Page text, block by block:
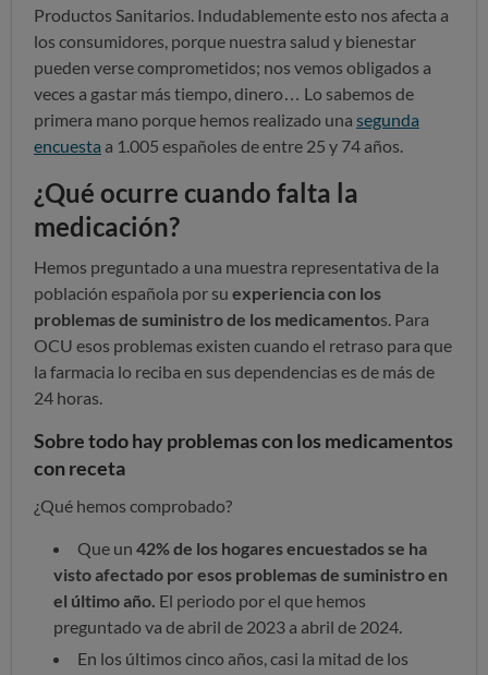
Productos Sanitarios. Indudablemente esto nos afecta a
los consumidores, porque nuestra salud y bienestar
pueden verse comprometidos; nos vemos obligados a
veces a gastar más tiempo, dinero… Lo sabemos de
primera mano porque hemos realizado una segunda
encuesta a 1.005 españoles de entre 25 y 74 años.
¿Qué ocurre cuando falta la
medicación?
Hemos preguntado a una muestra representativa de la
población española por su experiencia con los
problemas de suministro de los medicamentos. Para
OCU esos problemas existen cuando el retraso para que
la farmacia lo reciba en sus dependencias es de más de
24 horas.
Sobre todo hay problemas con los medicamentos
con receta
¿Qué hemos comprobado?
Que un 42% de los hogares encuestados se ha
visto afectado por esos problemas de suministroen
el último año. El periodo por el que hemos
preguntado va de abril de 2023 a abril de 2024.
En los últimos cinco años, casi la mitad de los